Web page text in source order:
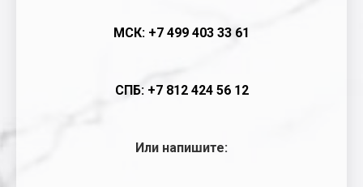
МСК: +7 499 403 33 61
СПБ: +7 812 424 56 12
Или напишите: